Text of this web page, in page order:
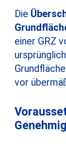
Die
einer GRZ
vor